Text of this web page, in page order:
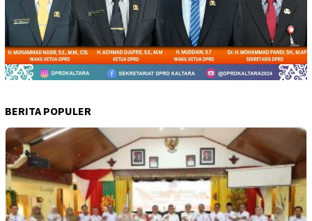
BERITA POPULER